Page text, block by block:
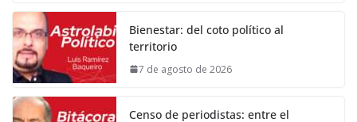
Bienestar: del coto político al
territorio
7 de agosto de 2026
Censo de periodistas: entre el